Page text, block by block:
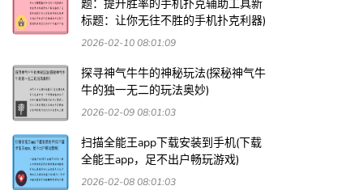
题：提升胜率的手机扑克辅助工具新
标题：让你无往不胜的手机扑克利器)
2026-02-10 08:01:09
探寻神气牛牛的神秘玩法(探秘神气牛
牛的独一无二的玩法奥妙)
2026-02-09 08:01:03
扫描全能王app下载安装到手机(下载
全能王app，足不出户畅玩游戏)
2026-02-08 08:01:03